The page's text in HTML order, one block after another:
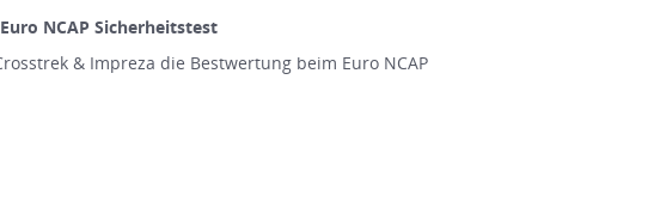
NCAP Sicherheitstest
& Impreza die Bestwertung beim Euro NCAP